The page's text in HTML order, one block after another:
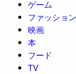
ゲーム
ファッション
映画
本
フード
TV